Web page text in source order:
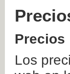
Precios
Los